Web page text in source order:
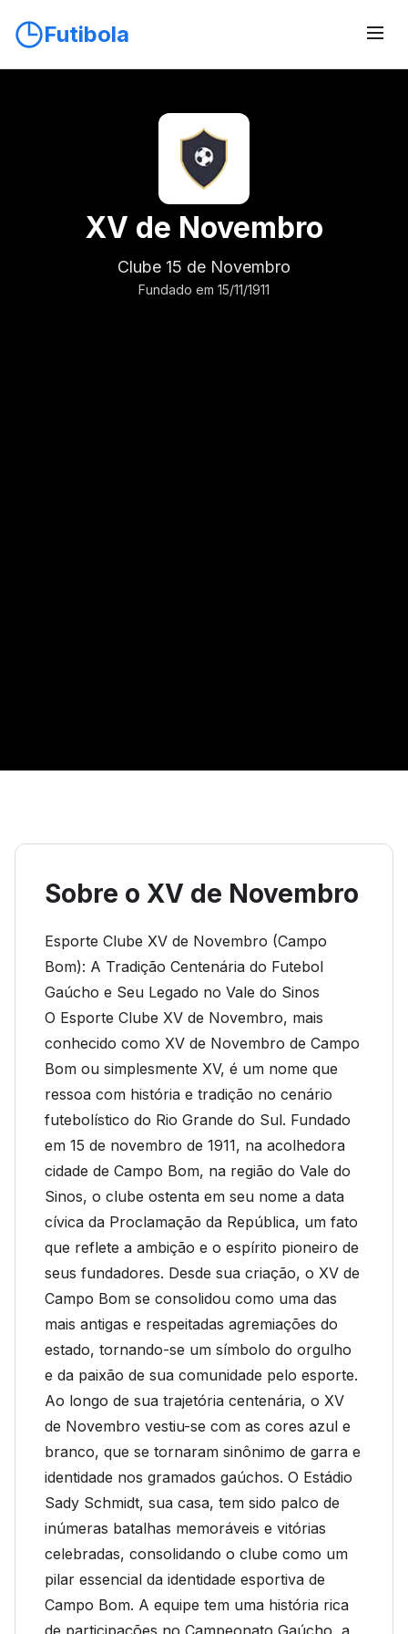
Futibola
XV de Novembro
Clube 15 de Novembro
Fundado em 15/11/1911
Sobre o XV de Novembro
Esporte Clube XV de Novembro (Campo
Bom): A Tradição Centenária do Futebol
Gaúcho e Seu Legado no Vale do Sinos
O Esporte Clube XV de Novembro, mais
conhecido como XV de Novembro de Campo
Bom ou simplesmente XV, é um nome que
ressoa com história e tradição no cenário
futebolístico do Rio Grande do Sul. Fundado
em 15 de novembro de 1911, na acolhedora
cidade de Campo Bom, na região do Vale do
Sinos, o clube ostenta em seu nome a data
cívica da Proclamação da República, um fato
que reflete a ambição e o espírito pioneiro de
seus fundadores. Desde sua criação, o XV de
Campo Bom se consolidou como uma das
mais antigas e respeitadas agremiações do
estado, tornando-se um símbolo do orgulho
e da paixão de sua comunidade pelo esporte.
Ao longo de sua trajetória centenária, o XV
de Novembro vestiu-se com as cores azul e
branco, que se tornaram sinônimo de garra e
identidade nos gramados gaúchos. O Estádio
Sady Schmidt, sua casa, tem sido palco de
inúmeras batalhas memoráveis e vitórias
celebradas, consolidando o clube como um
pilar essencial da identidade esportiva de
Campo Bom. A equipe tem uma história rica
de participações no Campeonato Gaúcho, a